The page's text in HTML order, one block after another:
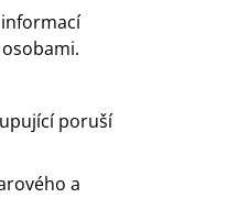
poruší
a